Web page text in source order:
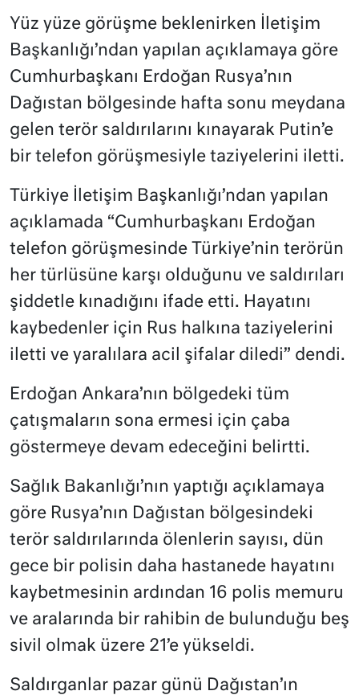
Yüz yüze görüşme beklenirken İletişim
Başkanlığı’ndan yapılan açıklamaya göre
Cumhurbaşkanı Erdoğan Rusya’nın
Dağıstan bölgesinde hafta sonu meydana
gelen terör saldırılarını kınayarak Putin’e
bir telefon görüşmesiyle taziyelerini iletti.
Türkiye İletişim Başkanlığı’ndan yapılan
açıklamada “Cumhurbaşkanı Erdoğan
telefon görüşmesinde Türkiye’nin terörün
her türlüsüne karşı olduğunu ve saldırıları
şiddetle kınadığını ifade etti. Hayatını
kaybedenler için Rus halkına taziyelerini
iletti ve yaralılara acil şifalar diledi” dendi.
Erdoğan Ankara’nın bölgedeki tüm
çatışmaların sona ermesi için çaba
göstermeye devam edeceğini belirtti.
Sağlık Bakanlığı’nın yaptığı açıklamaya
göre Rusya’nın Dağıstan bölgesindeki
terör saldırılarında ölenlerin sayısı, dün
gece bir polisin daha hastanede hayatını
kaybetmesinin ardından 16 polis memuru
ve aralarında bir rahibin de bulunduğu beş
sivil olmak üzere 21’e yükseldi.
Saldırganlar pazar günü Dağıstan’ın